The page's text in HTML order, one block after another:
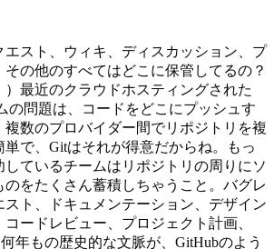
エスト、ウィキ、ディスカッション、プ
その他のすべてはどこに保管してるの？
）最近のクラウドホスティングされた
の問題は、コードをどこにプッシュす
複数のプロバイダー間でリポジトリを複
で、Gitはそれが得意だからね。もっ
しているチームはリポジトリの周りにソ
のをたくさん蓄積しちゃうこと。バグレ
スト、ドキュメンテーション、デザイン
ードレビュー、プロジェクト計画、
年もの歴史的な文脈が、GitHubのよう